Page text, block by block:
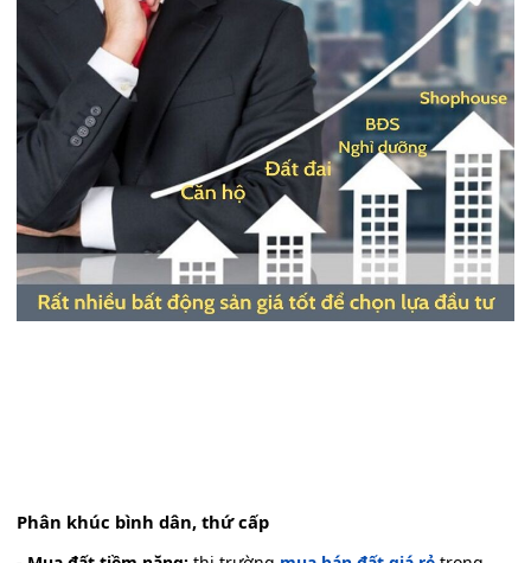
Phân khúc bình dân, thứ cấp